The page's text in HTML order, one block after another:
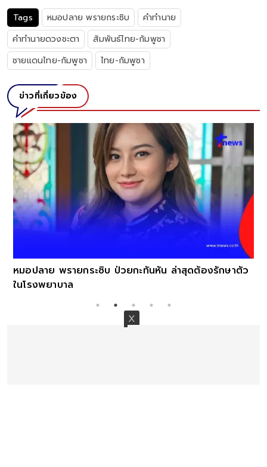
Tags หมอปลาย พรายกระซิบ
คำทำนาย
คำทำนายดวงชะตา
สัมพันธ์ไทย-กัมพูชา
ชายแดนไทย-กัมพูชา
ไทย-กัมพูชา
ข่าวที่เกี่ยวข้อง
หมอปลาย พรายกระซิบ ป่วยกะทันหัน ล่าสุดต้องรักษาตัว
ในโรงพยาบาล